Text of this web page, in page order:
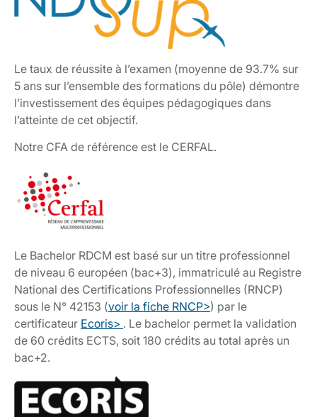
Le taux de réussite à l’examen (moyenne de 93.7% sur
5 ans sur l’ensemble des formations du pôle) démontre
l’investissement des équipes pédagogiques dans
l’atteinte de cet objectif.
Notre CFA de référence est le CERFAL.
Le Bachelor RDCM est basé sur un titre professionnel
de niveau 6 européen (bac+3), immatriculé au Registre
National des Certifications Professionnelles (RNCP)
sous le N° 42153 (voir la fiche RNCP>) par le
certificateur Ecoris> . Le bachelor permet la validation
de 60 crédits ECTS, soit 180 crédits au total après un
bac+2.